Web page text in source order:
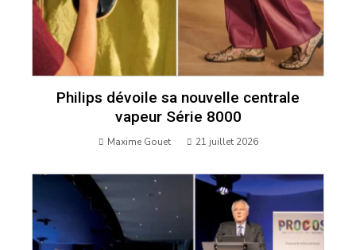
Philips dévoile sa nouvelle centrale
vapeur Série 8000
Maxime Gouet 21 juillet 2026